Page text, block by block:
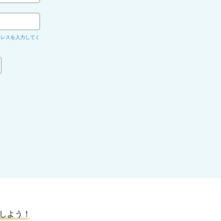
スを入力してく
よう！